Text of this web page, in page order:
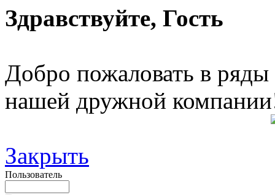
Здравствуйте, Гость
Добро пожаловать в ряды
нашей дружной
Закрыть
Пользователь